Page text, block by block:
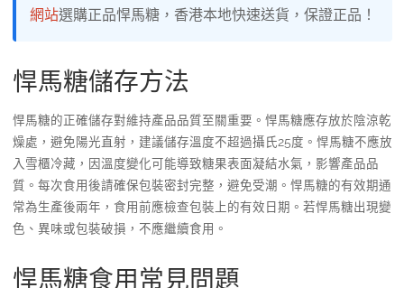
網站選購正品悍馬糖，香港本地快速送貨，保證正品！
悍馬糖儲存方法
悍馬糖的正確儲存對維持產品品質至關重要。悍馬糖應存放於陰涼乾
燥處，避免陽光直射，建議儲存溫度不超過攝氏25度。悍馬糖不應放
入雪櫃冷藏，因溫度變化可能導致糖果表面凝結水氣，影響產品品
質。每次食用後請確保包裝密封完整，避免受潮。悍馬糖的有效期通
常為生產後兩年，食用前應檢查包裝上的有效日期。若悍馬糖出現變
色、異味或包裝破損，不應繼續食用。
悍馬糖食用常見問題